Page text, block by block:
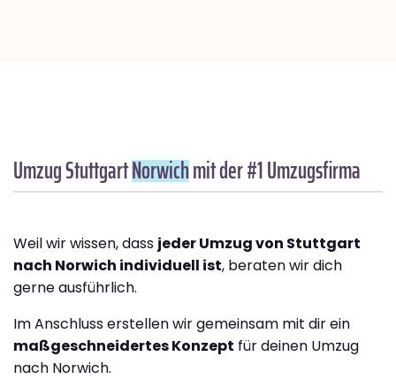
Umzug StuttgartNorwichmit der #1 Umzugsfirma
Weil wir wissen, dass jeder Umzug von Stuttgart
nach Norwich individuell ist, beraten wir dich
gerne ausführlich.
Im Anschluss erstellen wir gemeinsam mit dir ein
maßgeschneidertes Konzept für deinen Umzug
nach Norwich.